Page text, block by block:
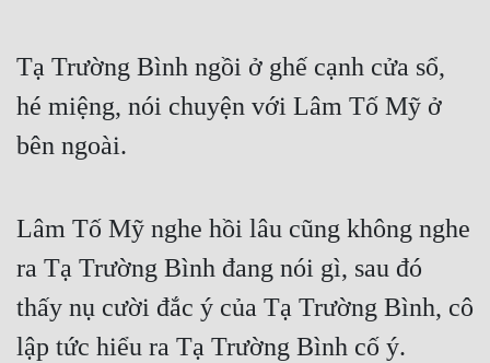
Khoa Huyễn Không Gian
Kinh Dị
Kiếm Hiệp
Kỳ Ảo
Linh Dị
Làm Giàu
Tạ Trường Bình ngồi ở ghế cạnh cửa sổ,
hé miệng, nói chuyện với Lâm Tố Mỹ ở
bên ngoài.
Lâm Tố Mỹ nghe hồi lâu cũng không nghe
ra Tạ Trường Bình đang nói gì, sau đó
thấy nụ cười đắc ý của Tạ Trường Bình, cô
lập tức hiểu ra Tạ Trường Bình cố ý.